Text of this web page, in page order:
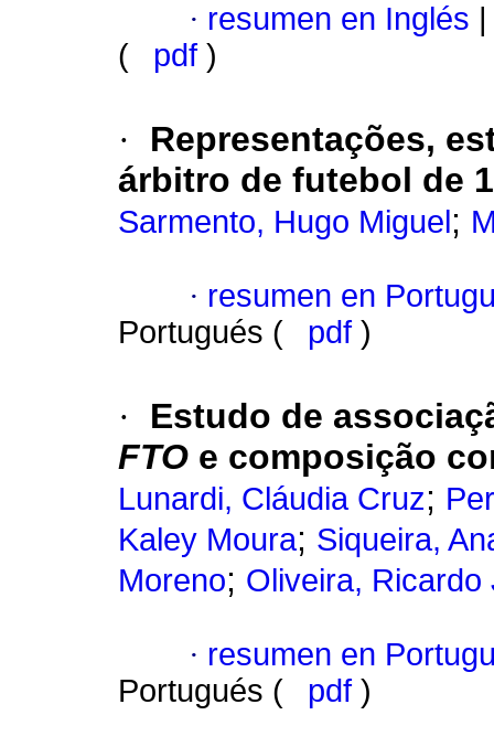
· resumen en Inglés
(
pdf )
·
Representações,
árbitro de futebol de
Sarmento, Hugo Miguel ;
· resumen en
Portugués (
pdf )
·
Estudo de
FTO e composição
Lunardi, Cláudia Cruz;
Kaley Moura; Siqueira,
Moreno; Oliveira, Ricardo
· resumen en
Portugués (
pdf )